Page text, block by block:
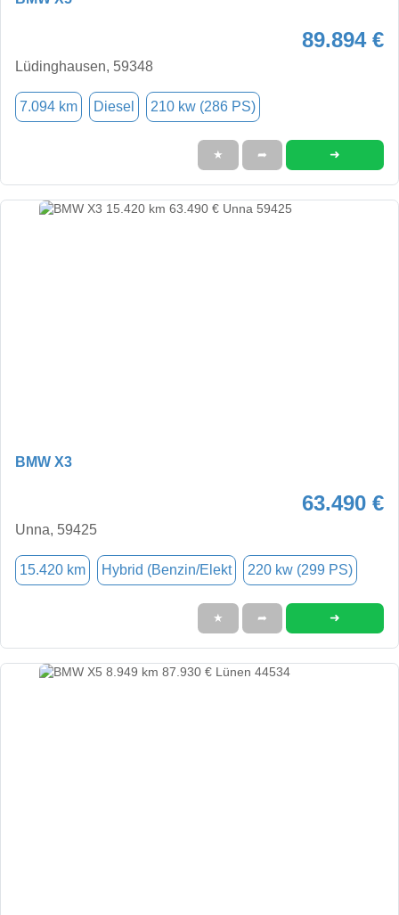
89.894 €
Lüdinghausen, 59348
7.094 km Diesel 210 kw (286 PS)
★ ➦ ➜
BMW X3
63.490 €
Unna, 59425
15.420 km Hybrid (Benzin/Elekt 220 kw (299 PS)
★ ➦ ➜